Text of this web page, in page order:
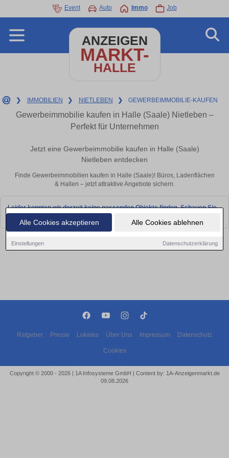
Alle Cookies akzeptieren Alle Cookies ablehnen
Einstellungen Datenschutzerklärung
Event Auto Immo Job
ANZEIGEN
MARKT-
HALLE
❯ IMMOBILIEN ❯ NIETLEBEN ❯ GEWERBEIMMOBILIE-KAUFEN
Gewerbeimmobilie kaufen in Halle (Saale) Nietleben –
Perfekt für Unternehmen
Jetzt eine Gewerbeimmobilie kaufen in Halle (Saale)
Nietleben entdecken
Finde Gewerbeimmobilien kaufen in Halle (Saale)! Büros, Ladenflächen
& Hallen – jetzt attraktive Angebote sichern.
Leider konnten wir derzeit keine passenden Objekte finden. Schauen Sie
Ratgeber Presse Lokales Über Uns Impressum Datenschutz
Cookies
Copyright © 2000 - 2026 | 1A Infosysteme GmbH | Content by: 1A-Anzeigenmarkt.de
09.08.2026